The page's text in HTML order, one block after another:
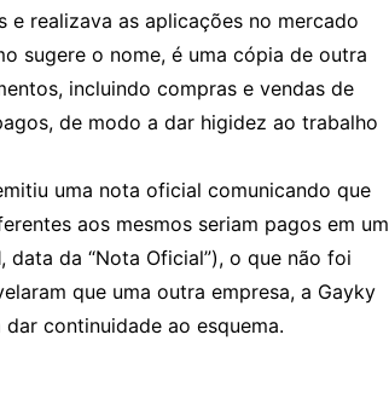
realizava as aplicações no mercado
sugere o nome, é uma cópia de outra
incluindo compras e vendas de
de modo a dar higidez ao trabalho
uma nota oficial comunicando que
aos mesmos seriam pagos em um
da “Nota Oficial”), o que não foi
que uma outra empresa, a Gayky
continuidade ao esquema.